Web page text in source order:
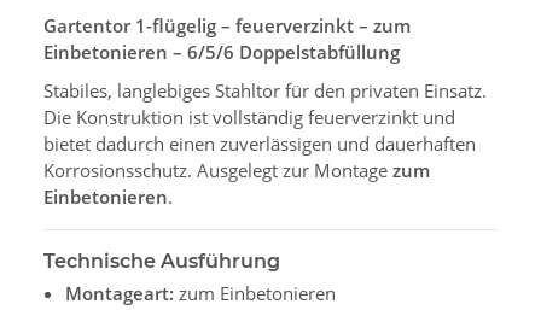
Gartentor 1-flügelig – feuerverzinkt – zum
Einbetonieren – 6/5/6 Doppelstabfüllung
Stabiles, langlebiges Stahltor für den privaten Einsatz.
Die Konstruktion ist vollständig feuerverzinkt und
bietet dadurch einen zuverlässigen und dauerhaften
Korrosionsschutz. Ausgelegt zur Montage zum
Einbetonieren.
Technische Ausführung
Montageart: zum Einbetonieren